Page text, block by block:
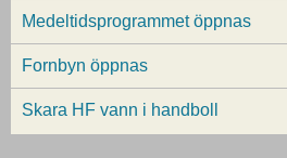
Medeltidsprogrammet öppnas
Fornbyn öppnas
Skara HF vann i handboll